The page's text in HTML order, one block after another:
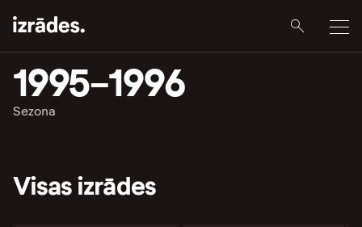
1995-1996
Sezona
Visas izrādes